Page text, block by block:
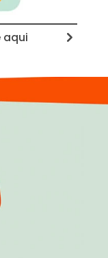
aqui